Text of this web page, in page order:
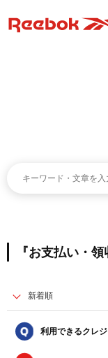
『お支払い・
利用できるクレ